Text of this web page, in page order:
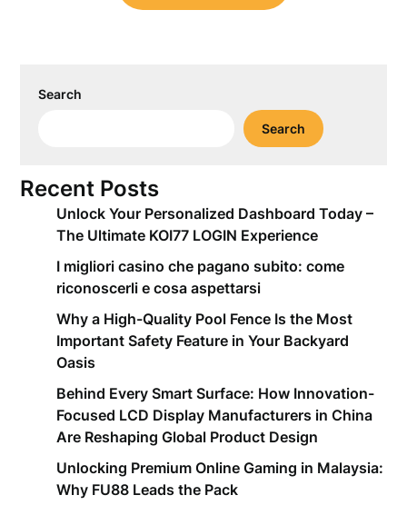
Search
Search
Recent Posts
Unlock Your Personalized Dashboard Today –
The Ultimate KOI77 LOGIN Experience
I migliori casino che pagano subito: come
riconoscerli e cosa aspettarsi
Why a High-Quality Pool Fence Is the Most
Important Safety Feature in Your Backyard
Oasis
Behind Every Smart Surface: How Innovation-
Focused LCD Display Manufacturers in China
Are Reshaping Global Product Design
Unlocking Premium Online Gaming in Malaysia:
Why FU88 Leads the Pack